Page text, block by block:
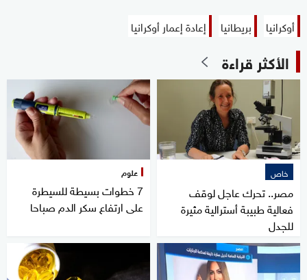
أوكرانيا بريطانيا إعادة إعمار أوكرانيا
الأكثر قراءة
خاص
مصر.. تحرك عاجل لوقف
فعالية طبيبة أسترالية مثيرة
للجدل
علوم
7 خطوات بسيطة للسيطرة
على ارتفاع سكر الدم صباحا